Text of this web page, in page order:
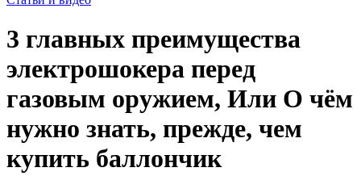
3 главных преимущества
электрошокера перед
газовым оружием, Или О чём
нужно знать, прежде, чем
купить баллончик